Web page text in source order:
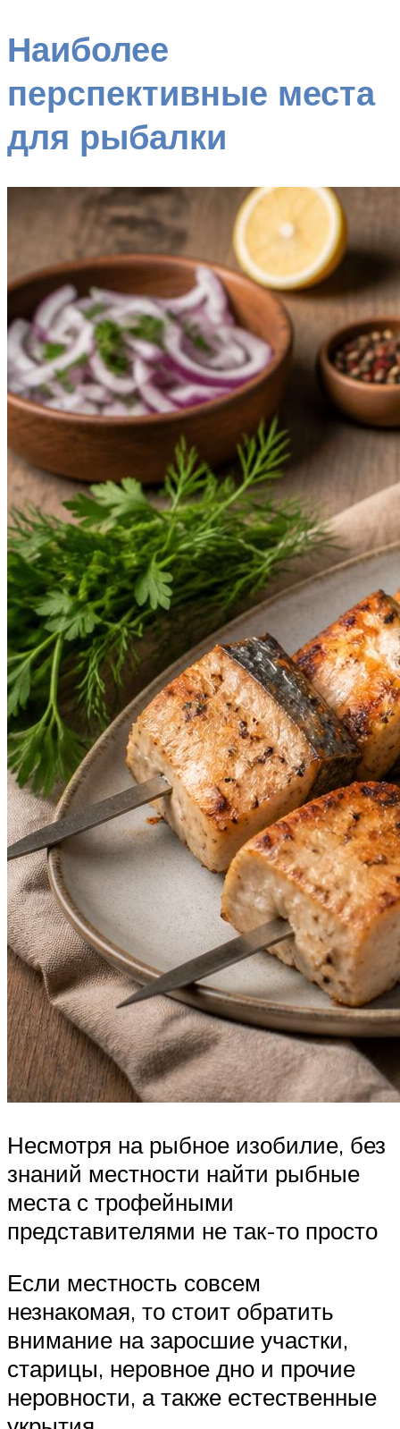
Наиболее
перспективные места
для рыбалки
Несмотря на рыбное изобилие, без
знаний местности найти рыбные
места с трофейными
представителями не так-то просто
Если местность совсем
незнакомая, то стоит обратить
внимание на заросшие участки,
старицы, неровное дно и прочие
неровности, а также естественные